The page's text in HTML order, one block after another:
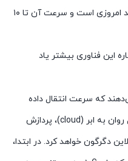
سریع‌تر از بیشتر شبکه‌های پهنای باند امروزی است و سرعت آن تا ۱۰
این فناوری بیشتر یاد
که سرعت انتقال داده
بهبود یافته و صنایع را با امکان اتصال روان به ابر (cloud)، پردازش
دگرگون خواهد کرد. در ابتدا،